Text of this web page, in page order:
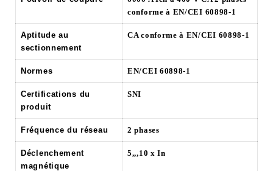
conforme à EN/CEI 60898-1
Aptitude au
sectionnement
CA conforme à EN/CEI 60898-1
Normes EN/CEI 60898-1
Certifications du
produit
SNI
Fréquence du réseau 2 phases
Déclenchement
magnétique
5,,,10 x In